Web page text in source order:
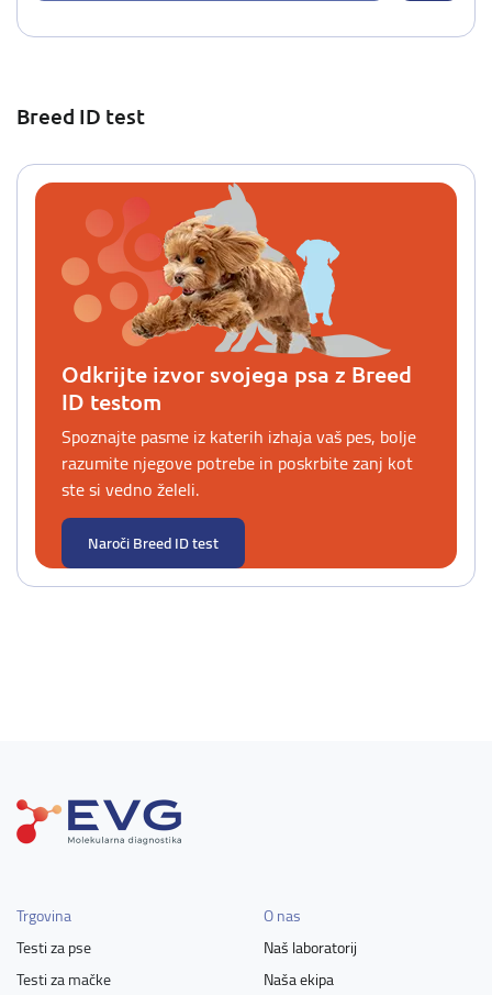
Breed ID test
Odkrijte izvor svojega psa z Breed
ID testom
Spoznajte pasme iz katerih izhaja vaš pes, bolje
razumite njegove potrebe in poskrbite zanj kot
ste si vedno želeli.
Naroči Breed ID test
Trgovina
Testi za pse
Testi za mačke
O nas
Naš laboratorij
Naša ekipa